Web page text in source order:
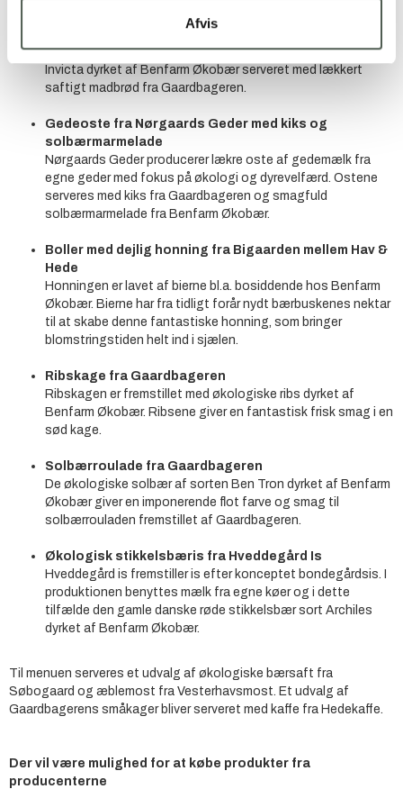
Afvis
Stikkelsbærpesto fremstillet af den grønne stikkelsbærsort
Invicta dyrket af Benfarm Økobær serveret med lækkert
saftigt madbrød fra Gaardbageren.
Gedeoste fra Nørgaards Geder med kiks og
solbærmarmelade
Nørgaards Geder producerer lækre oste af gedemælk fra
egne geder med fokus på økologi og dyrevelfærd. Ostene
serveres med kiks fra Gaardbageren og smagfuld
solbærmarmelade fra Benfarm Økobær.
Boller med dejlig honning fra Bigaarden mellem Hav &
Hede
Honningen er lavet af bierne bl.a. bosiddende hos Benfarm
Økobær. Bierne har fra tidligt forår nydt bærbuskenes nektar
til at skabe denne fantastiske honning, som bringer
blomstringstiden helt ind i sjælen.
Ribskage fra Gaardbageren
Ribskagen er fremstillet med økologiske ribs dyrket af
Benfarm Økobær. Ribsene giver en fantastisk frisk smag i en
sød kage.
Solbærroulade fra Gaardbageren
De økologiske solbær af sorten Ben Tron dyrket af Benfarm
Økobær giver en imponerende flot farve og smag til
solbærrouladen fremstillet af Gaardbageren.
Økologisk stikkelsbæris fra Hveddegård Is
Hveddegård is fremstiller is efter konceptet bondegårdsis. I
produktionen benyttes mælk fra egne køer og i dette
tilfælde den gamle danske røde stikkelsbær sort Archiles
dyrket af Benfarm Økobær.
Til menuen serveres et udvalg af økologiske bærsaft fra
Søbogaard og æblemost fra Vesterhavsmost. Et udvalg af
Gaardbagerens småkager bliver serveret med kaffe fra Hedekaffe.
Der vil være mulighed for at købe produkter fra
producenterne